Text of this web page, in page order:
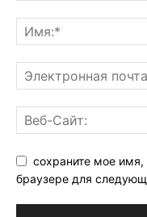
сохраните мое имя,
браузере для